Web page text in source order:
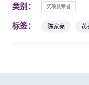
类别： 奖项及荣誉
标签： 陈家亮 黄